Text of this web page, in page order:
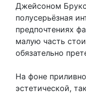
Джейсоном
полусерьёзная
предпочтениях
малую часть
обязательно
На фоне
эстетической,